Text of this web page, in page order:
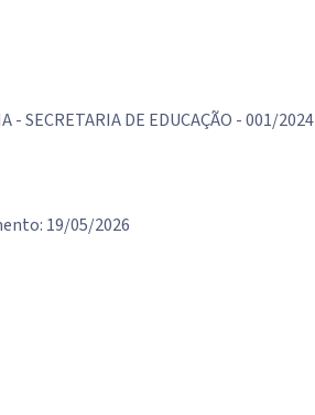
- SECRETARIA DE EDUCAÇÃO - 001/2024
19/05/2026